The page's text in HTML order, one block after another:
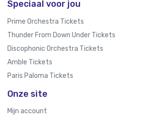
Speciaal voor jou
Prime Orchestra Tickets
Thunder From Down Under Tickets
Discophonic Orchestra Tickets
Amble Tickets
Paris Paloma Tickets
Onze site
Mijn account